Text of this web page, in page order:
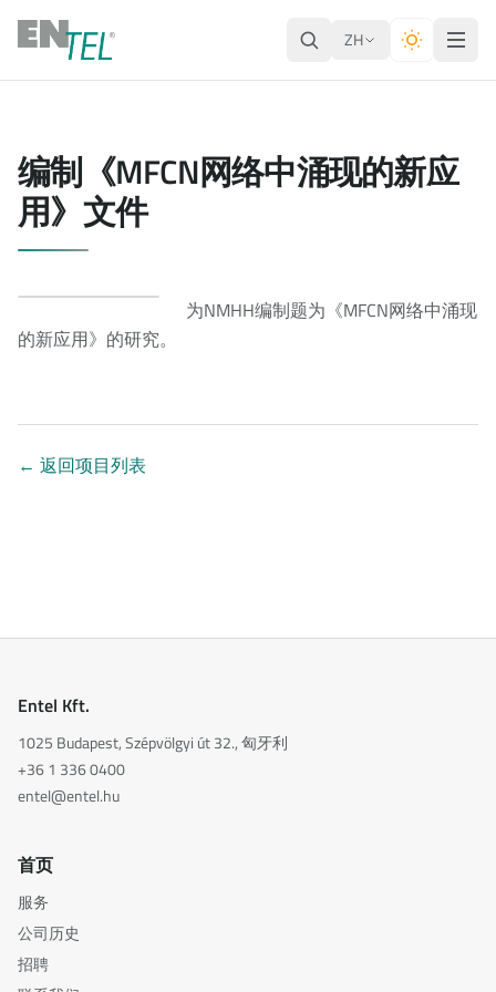
ZH
编制《MFCN网络中涌现的新应
用》文件
为NMHH编制题为《MFCN网络中涌现
的新应用》的研究。
← 返回项目列表
Entel Kft.
1025 Budapest, Szépvölgyi út 32., 匈牙利
+36 1 336 0400
entel@entel.hu
首页
服务
公司历史
招聘